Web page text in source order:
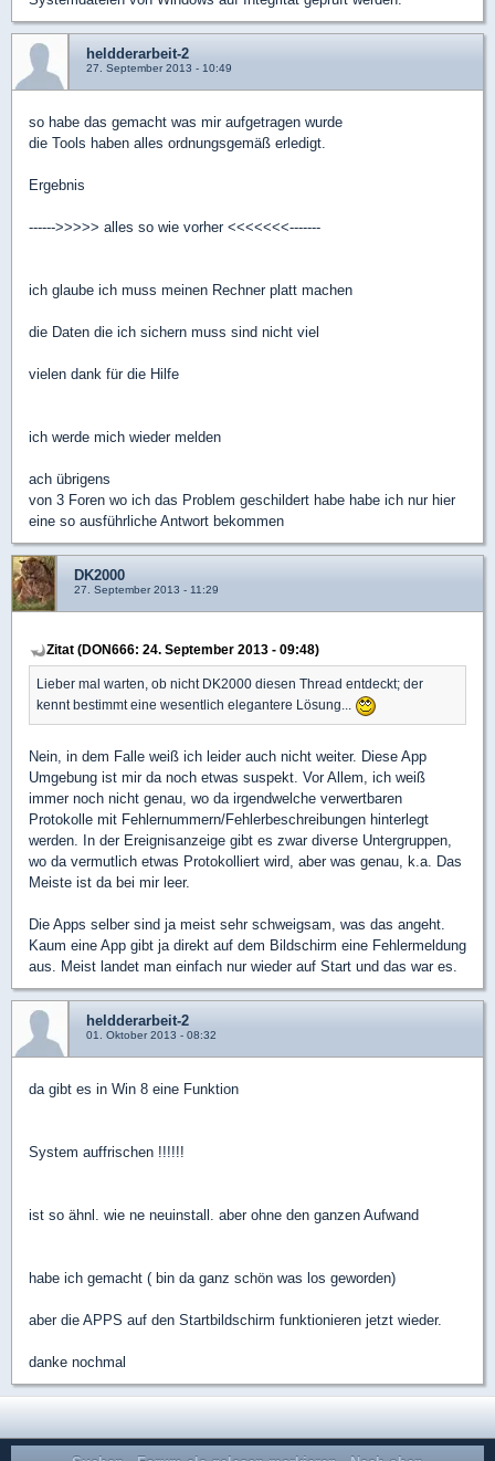
heldderarbeit-2
27. September 2013 - 10:49
so habe das gemacht was mir aufgetragen wurde
die Tools haben alles ordnungsgemäß erledigt.
Ergebnis
------>>>>> alles so wie vorher <<<<<<<-------
ich glaube ich muss meinen Rechner platt machen
die Daten die ich sichern muss sind nicht viel
vielen dank für die Hilfe
ich werde mich wieder melden
ach übrigens
von 3 Foren wo ich das Problem geschildert habe habe ich nur hier
eine so ausführliche Antwort bekommen
DK2000
27. September 2013 - 11:29
Zitat (DON666: 24. September 2013 - 09:48)
Lieber mal warten, ob nicht DK2000 diesen Thread entdeckt; der
kennt bestimmt eine wesentlich elegantere Lösung...
Nein, in dem Falle weiß ich leider auch nicht weiter. Diese App
Umgebung ist mir da noch etwas suspekt. Vor Allem, ich weiß
immer noch nicht genau, wo da irgendwelche verwertbaren
Protokolle mit Fehlernummern/Fehlerbeschreibungen hinterlegt
werden. In der Ereignisanzeige gibt es zwar diverse Untergruppen,
wo da vermutlich etwas Protokolliert wird, aber was genau, k.a. Das
Meiste ist da bei mir leer.
Die Apps selber sind ja meist sehr schweigsam, was das angeht.
Kaum eine App gibt ja direkt auf dem Bildschirm eine Fehlermeldung
aus. Meist landet man einfach nur wieder auf Start und das war es.
heldderarbeit-2
01. Oktober 2013 - 08:32
da gibt es in Win 8 eine Funktion
System auffrischen !!!!!!
ist so ähnl. wie ne neuinstall. aber ohne den ganzen Aufwand
habe ich gemacht ( bin da ganz schön was los geworden)
aber die APPS auf den Startbildschirm funktionieren jetzt wieder.
danke nochmal